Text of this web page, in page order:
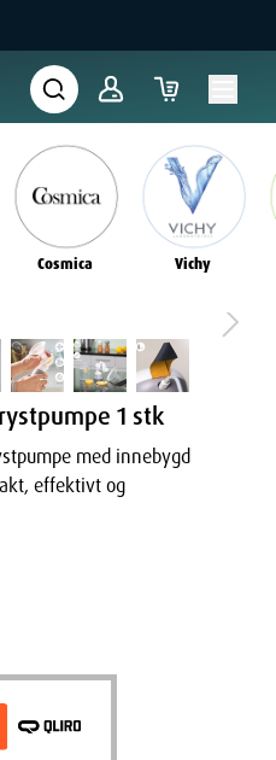
Cosmica Vichy
1 stk
med innebygd
effektivt og